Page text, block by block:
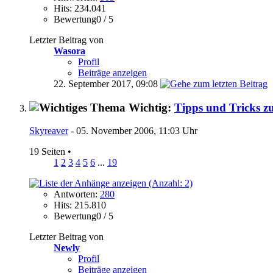
Hits: 234.041
Bewertung0 / 5
Letzter Beitrag von
Wasora
Profil
Beiträge anzeigen
22. September 2017, 09:08
Wichtig: Tipps und Tricks
Skyreaver- 05. November 2006, 11:03 Uhr
19 Seiten •
1 2 3 4 5 6 ... 19
Antworten: 280
Hits: 215.810
Bewertung0 / 5
Letzter Beitrag von
Newly
Profil
Beiträge anzeigen